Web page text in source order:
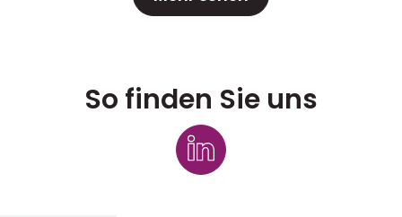
So finden Sie uns